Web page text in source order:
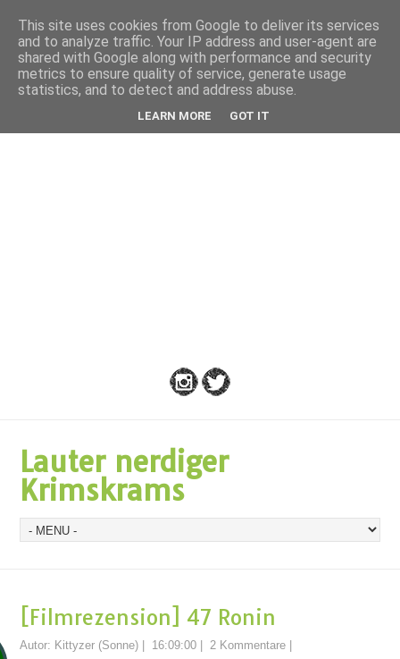
Back
Down
Lauter nerdiger
Krimskrams
[Filmrezension] 47 Ronin
Autor: Kittyzer (Sonne) 16:09:00 |2 Kommentare
This site uses cookies from Google to deliver its services
and to analyze traffic. Your IP address and user-agent are
shared with Google along with performance and security
metrics to ensure quality of service, generate usage
statistics, and to detect and address abuse.
LEARN MORE GOT IT